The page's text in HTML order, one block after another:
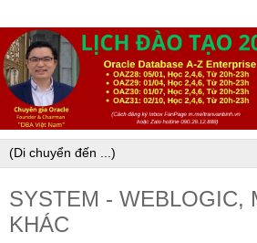
SYSTEM - WEBLOGIC,
KHÁC